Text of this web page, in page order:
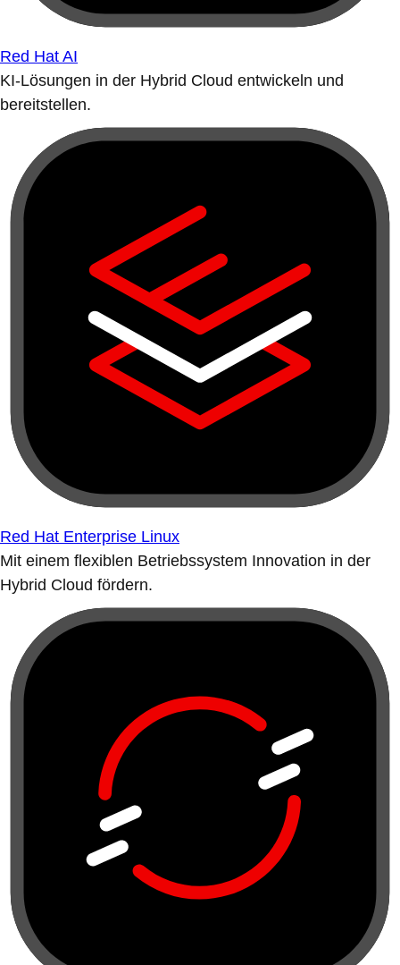
Red Hat AI
KI-Lösungen in der Hybrid Cloud entwickeln und
bereitstellen.
Red Hat Enterprise Linux
Mit einem flexiblen Betriebssystem Innovation in der
Hybrid Cloud fördern.